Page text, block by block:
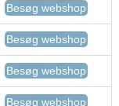
Besøg webshop
Besøg webshop
Besøg webshop
Besøg webshop